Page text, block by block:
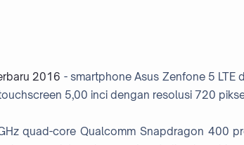
2016 - smartphone Asus Zenfone 5 LTE
5,00 inci dengan resolusi 720
quad-core Qualcomm Snapdragon 400